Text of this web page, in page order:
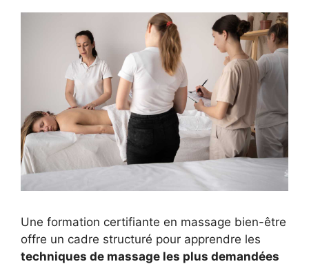
Une formation certifiante en massage bien-être
offre un cadre structuré pour apprendre les
techniques de massage les plus demandées